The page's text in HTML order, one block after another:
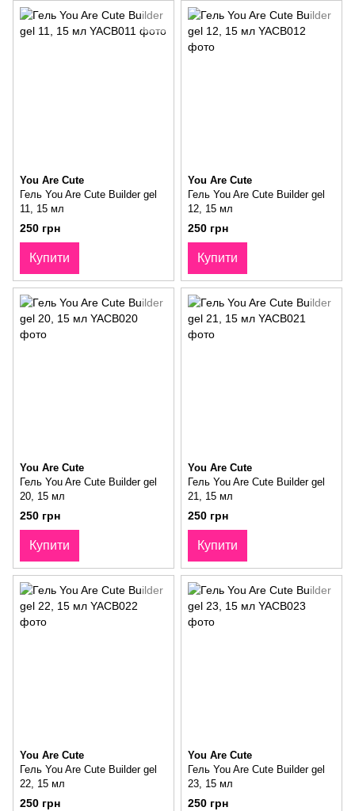
You Are Cute
Гель You Are Cute Builder gel
11, 15 мл
250 грн
Купити
You Are Cute
Гель You Are Cute Builder gel
12, 15 мл
250 грн
Купити
You Are Cute
Гель You Are Cute Builder gel
20, 15 мл
250 грн
Купити
You Are Cute
Гель You Are Cute Builder gel
21, 15 мл
250 грн
Купити
You Are Cute
Гель You Are Cute Builder gel
22, 15 мл
250 грн
You Are Cute
Гель You Are Cute Builder gel
23, 15 мл
250 грн